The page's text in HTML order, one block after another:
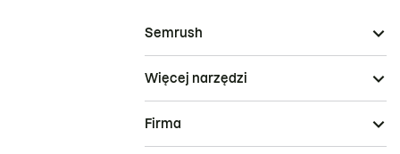
Semrush
Więcej narzędzi
Firma